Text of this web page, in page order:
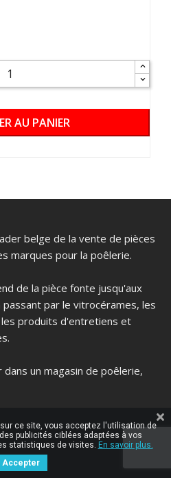
AU PANIER
belge de la vente de pièces
marques pour la poêlerie.
de la pièce fonte jusqu'aux
par le vitrocérames, les
produits d'entretiens et
un magasin de poêlerie,
ce site, vous acceptez l'utilisation de
publicités ciblées adaptées à vos
statistiques de visites. En savoir plus.
Accepter